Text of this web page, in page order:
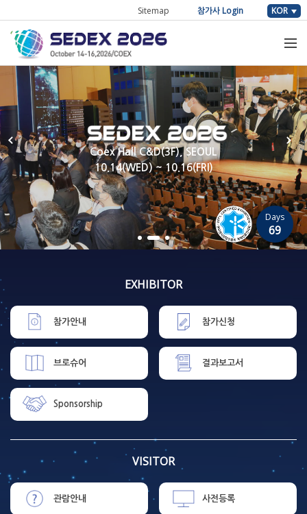
Sitemap 참가사 Login KOR
Coex Hall C&D(3F), SEOUL
10.14(WED) ~ 10.16(FRI)
Days
69
EXHIBITOR
참가안내 참가신청
브로슈어 결과보고서
Sponsorship
VISITOR
관람안내 사전등록